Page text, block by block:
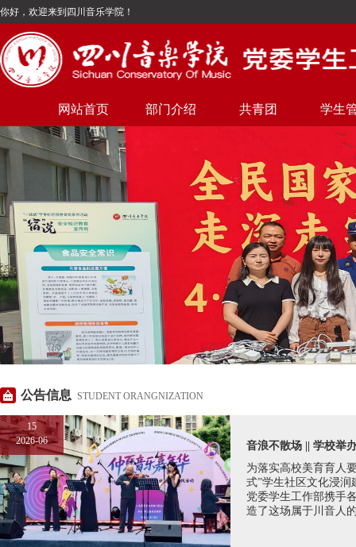
你好，欢迎来到四川音乐学院！
网站首页 部门介绍 共青团 学生
公告信息 STUDENT ORANGNIZATION
15
2026-06
为落实高校美育育人
式”学生社区文化浸润
党委学生工作部携手
造了这场属于川音人